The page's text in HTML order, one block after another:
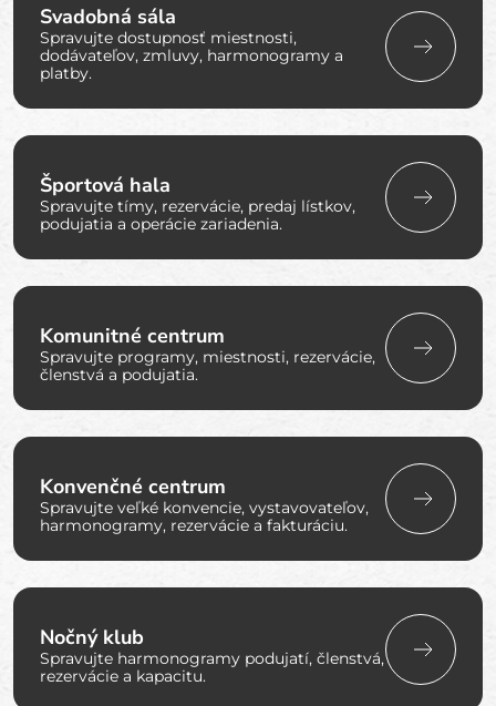
Svadobná sála
Spravujte dostupnosť miestnosti,
dodávateľov, zmluvy, harmonogramy a
platby.
Športová hala
Spravujte tímy, rezervácie, predaj lístkov,
podujatia a operácie zariadenia.
Komunitné centrum
Spravujte programy, miestnosti, rezervácie,
členstvá a podujatia.
Konvenčné centrum
Spravujte veľké konvencie, vystavovateľov,
harmonogramy, rezervácie a fakturáciu.
Nočný klub
Spravujte harmonogramy podujatí, členstvá,
rezervácie a kapacitu.